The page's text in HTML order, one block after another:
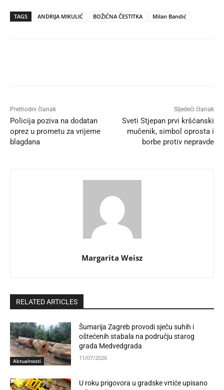
TAGS ANDRIJA MIKULIĆ BOŽIĆNA ČESTITKA Milan Bandić
Prethodni članak
Policija poziva na dodatan
oprez u prometu za vrijeme
blagdana
Sljedeći članak
Sveti Stjepan prvi kršćanski
mučenik, simbol oprosta i
borbe protiv nepravde
Margarita Weisz
RELATED ARTICLES
Aktualnosti
Šumarija Zagreb provodi sječu suhih i
oštećenih stabala na području starog
grada Medvedgrada
11/07/2026
U roku prigovora u gradske vrtiće upisano